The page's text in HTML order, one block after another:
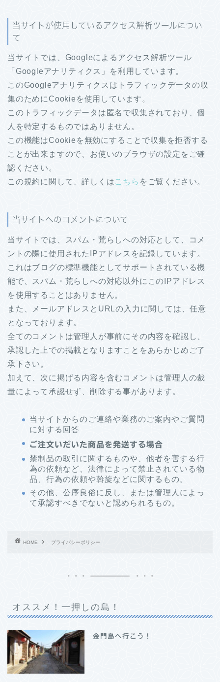
当サイトが使用しているアクセス解析ツールについ
て
当サイトでは、Googleによるアクセス解析ツール
「Googleアナリティクス」を利用しています。
このGoogleアナリティクスはトラフィックデータの収
集のためにCookieを使用しています。
このトラフィックデータは匿名で収集されており、個
人を特定するものではありません。
この機能はCookieを無効にすることで収集を拒否する
ことが出来ますので、お使いのブラウザの設定をご確
認ください。
この規約に関して、詳しくはこちら をご覧ください。
当サイトへのコメントについて
当サイトでは、スパム・荒らしへの対応として、コメ
ントの際に使用されたIPアドレスを記録しています。
これはブログの標準機能としてサポートされている機
能で、スパム・荒らしへの対応以外にこのIPアドレス
を使用することはありません。
また、メールアドレスとURLの入力に関しては、任意
となっております。
全てのコメントは管理人が事前にその内容を確認し、
承認した上での掲載となりますことをあらかじめご了
承下さい。
加えて、次に掲げる内容を含むコメントは管理人の裁
量によって承認せず、削除する事があります。
当サイトからのご連絡や業務のご案内やご質問
に対する回答
ご注文いだいた商品を発送する場合
禁制品の取引に関するものや、他者を害する行
為の依頼など、法律によって禁止されている物
品、行為の依頼や斡旋などに関するもの。
その他、公序良俗に反し、または管理人によっ
て承認すべきでないと認められるもの。
HOME プライバシーポリシー
オススメ！一押しの島！
金門島へ行こう！